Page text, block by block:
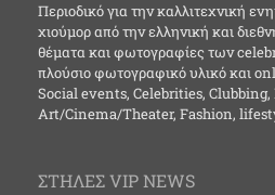
Περιοδικό για την καλλιτεχνική
χιούμορ από την ελληνική και
θέματα και φωτογραφίες των
πλούσιο φωτογραφικό υλικό και
Social events, Celebrities, Clubbing,
Art/Cinema/Theater, Fashion,
ΣΤΗΛΕΣ VIP NEWS